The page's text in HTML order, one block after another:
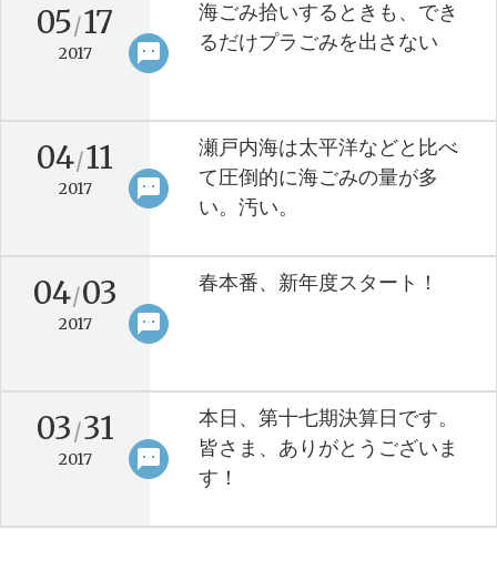
sms
05/17
2017
海ごみ拾いするときも、でき
るだけプラごみを出さない
keyboard_arrow_right
sms
04/11
2017
瀬戸内海は太平洋などと比べ
て圧倒的に海ごみの量が多
い。汚い。
keyboard_arrow_right
sms
04/03
2017
春本番、新年度スタート！
keyboard_arrow_right
sms
03/31
2017
本日、第十七期決算日です。
皆さま、ありがとうございま
す！
keyboard_arrow_right